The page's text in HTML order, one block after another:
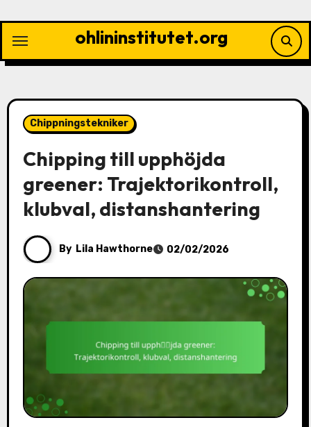
content
ohlininstitutet.org
Chippningstekniker
Chipping till upphöjda
greener: Trajektorikontroll,
klubval, distanshantering
By Lila Hawthorne 02/02/2026